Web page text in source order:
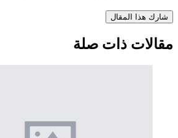
شارك هذا المقال
مقالات ذات صلة